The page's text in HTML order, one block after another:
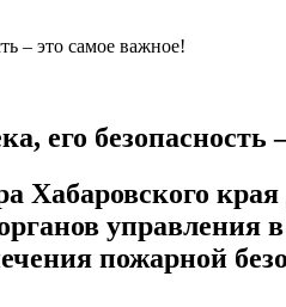
его безопасность
Хабаровского
пожарной